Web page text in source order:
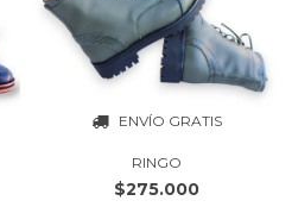
ENVÍO GRATIS
RINGO
$275.000